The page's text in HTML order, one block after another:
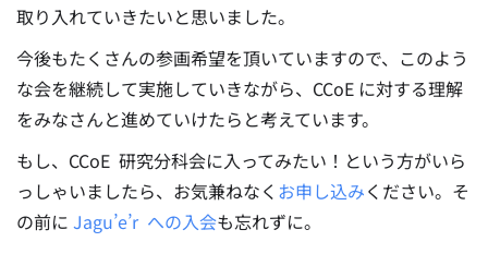
取り入れていきたいと思いました。
今後もたくさんの参画希望を頂いていますので、このよう
な会を継続して実施していきながら、CCoE に対する理解
をみなさんと進めていけたらと考えています。
もし、CCoE 研究分科会に入ってみたい！という方がいら
っしゃいましたら、お気兼ねなく お申し込みください。そ
の前に Jagu’e’r への入会も忘れずに。